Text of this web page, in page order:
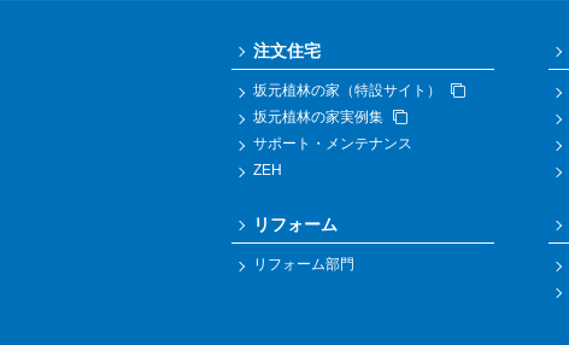
注文住宅
坂元植林の家（特設サイト）
坂元植林の家実例集
サポート・メンテナンス
ZEH
リフォーム
リフォーム部門